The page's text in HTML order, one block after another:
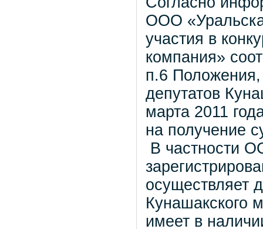
ООО
участия в
компания»
п.6
депутатов
марта 2011
на получение
В частности
осуществляет
Кунашакского
имеет в